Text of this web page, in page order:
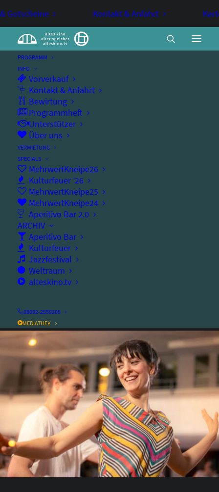
Gutscheine Kontakt & Anfahrt
PROGRAMM
INFO
Vorverkauf
Kontakt & Anfahrt
Bewirtung
Programmheft
Unterstützer
Über uns
VERMIETUNG
SPECIALS
MehrwertKneipe26
Kulturfeuer ’26
MehrwertKneipe25
MehrwertKneipe24
Aperitivo Bar 2.0
ARCHIV
Aperitivo Bar
Kulturfeuer
Jazzfestival
Weltraum
alteskino.tv
08092-2559205
MEDIATHEK
Swinging Sunday
TANZ
Swing tanzen im alten kino
Sonntag, 18.01.2026
Ort:
Dauer:
Eintritt frei